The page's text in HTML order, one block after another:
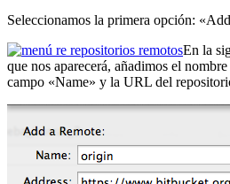
Seleccionamos la primera opción:
En la
que nos aparecerá, añadimos el
campo «Name» y la URL del